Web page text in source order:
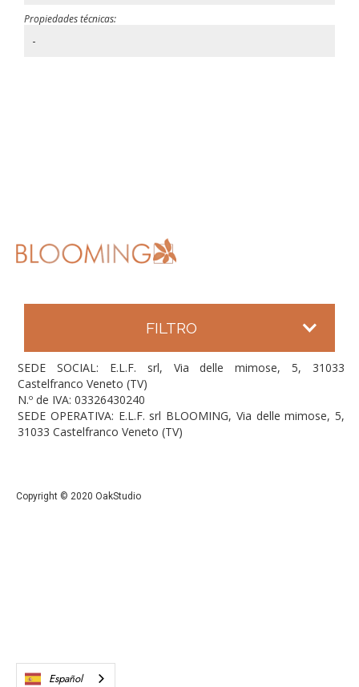
Propiedades técnicas:
-
FILTRO
SEDE SOCIAL: E.L.F. srl, Via delle mimose, 5, 31033
Castelfranco Veneto (TV)
N.º de IVA: 03326430240
SEDE OPERATIVA: E.L.F. srl BLOOMING, Via delle mimose, 5,
31033 Castelfranco Veneto (TV)
Copyright © 2020 OakStudio
Español